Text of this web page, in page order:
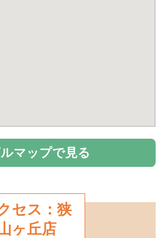
マップで見る
セス：狭
ヶ丘店